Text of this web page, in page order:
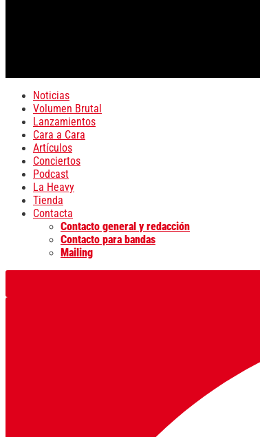
Noticias
Volumen Brutal
Lanzamientos
Cara a Cara
Artículos
Conciertos
Podcast
La Heavy
Tienda
Contacta
Contacto general y redacción
Contacto para bandas
Mailing